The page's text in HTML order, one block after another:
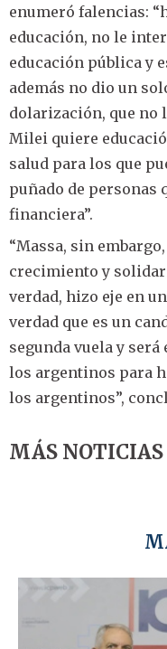
enumeró falencias:
educación, no le
educación pública y
además no dio un
dolarización, que no
Milei quiere
salud para los que
puñado de personas
financiera”.
“Massa, sin
crecimiento y
verdad, hizo eje en
verdad que es un
segunda vuela y
los argentinos para
los argentinos”,
MÁS NOTICIAS